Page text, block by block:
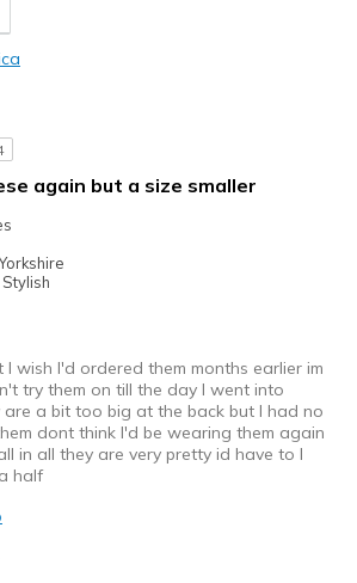
Feels true to size
Shoes are for Wearing
again but a size smaller
Stylish
I wish I'd ordered them months earlier im
try them on till the day I went into
a bit too big at the back but I had no
dont think I'd be wearing them again
in all they are very pretty id have to I
half